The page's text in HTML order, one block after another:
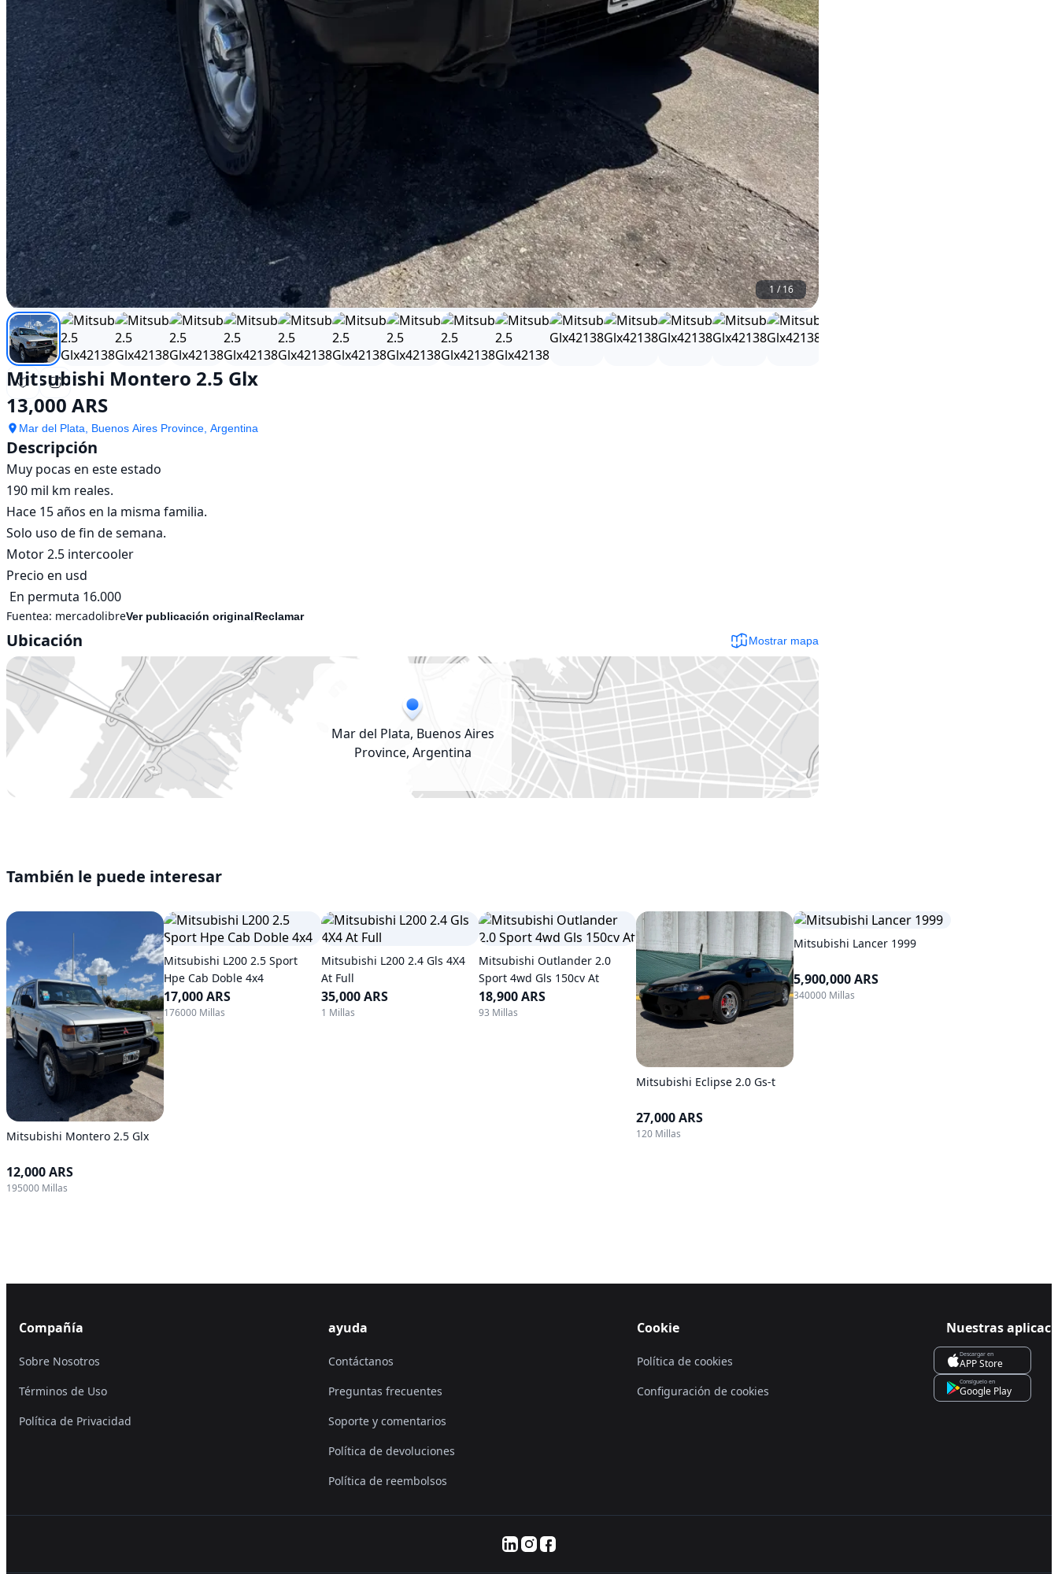
1 /16
Mitsubishi Montero 2.5 Glx
13,000 ARS
Mar del Plata, Buenos Aires Province, Argentina
Descripción
Muy pocas en este estado
190 mil km reales.
Hace 15 años en la misma familia.
Solo uso de fin de semana.
Motor 2.5 intercooler
Precio en usd
En permuta 16.000
Fuentea: mercadolibreVer publicación originalReclamar
Ubicación Mostrar mapa
Mar del Plata, Buenos Aires
Province, Argentina
También le puede interesar
Mitsubishi Montero 2.5 Glx
12,000 ARS
195000 Millas
Mitsubishi L200 2.5 Sport
Hpe Cab Doble 4x4
17,000 ARS
176000 Millas
Mitsubishi L200 2.4 Gls 4X4
At Full
35,000 ARS
1 Millas
Mitsubishi Outlander 2.0
Sport 4wd Gls 150cv At
18,900 ARS
93 Millas
Mitsubishi Eclipse 2.0 Gs-t
27,000 ARS
120 Millas
Mitsubishi Lancer 1999
5,900,000 ARS
340000 Millas
Compañía
Sobre Nosotros
Términos de Uso
Política de Privacidad
ayuda
Contáctanos
Preguntas frecuentes
Soporte y comentarios
Política de devoluciones
Política de reembolsos
Cookie
Política de cookies
Configuración de cookies
Nuestras
Descargar en
APP Store
Consíguelo en
Google Play